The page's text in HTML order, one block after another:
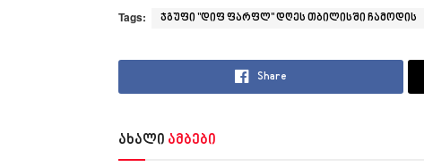
Tags: ჯგუფი "დიფ ფარფლ" დღეს თბილისში ჩამოდის
Share
ახალი ამბები